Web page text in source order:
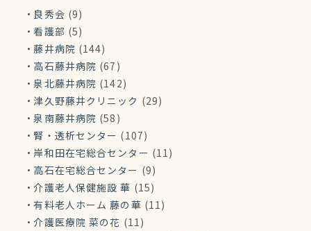
良秀会 (9)
看護部 (5)
藤井病院 (144)
高石藤井病院 (67)
泉北藤井病院 (142)
津久野藤井クリニック (29)
泉南藤井病院 (58)
腎・透析センター (107)
岸和田在宅総合センター (11)
高石在宅総合センター (9)
介護老人保健施設 華 (15)
有料老人ホーム 藤の華 (11)
介護医療院 菜の花 (11)